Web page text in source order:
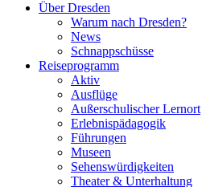
Über Dresden
Warum nach Dresden?
News
Schnappschüsse
Reiseprogramm
Aktiv
Ausflüge
Außerschulischer Lernort
Erlebnispädagogik
Führungen
Museen
Sehenswürdigkeiten
Theater & Unterhaltung